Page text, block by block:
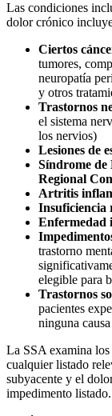
Las condiciones
dolor crónico
Ciertos
tumores,
neuropatía
y otros
Trastornos
el sistema
los nervios)
Lesiones de
Síndrome de
Regional
Artritis
Insuficiencia
Enfermedad
trastorno
elegible para
Trastornos
pacientes
ninguna
La SSA examina
cualquier listado
subyacente y el
impedimento listado.